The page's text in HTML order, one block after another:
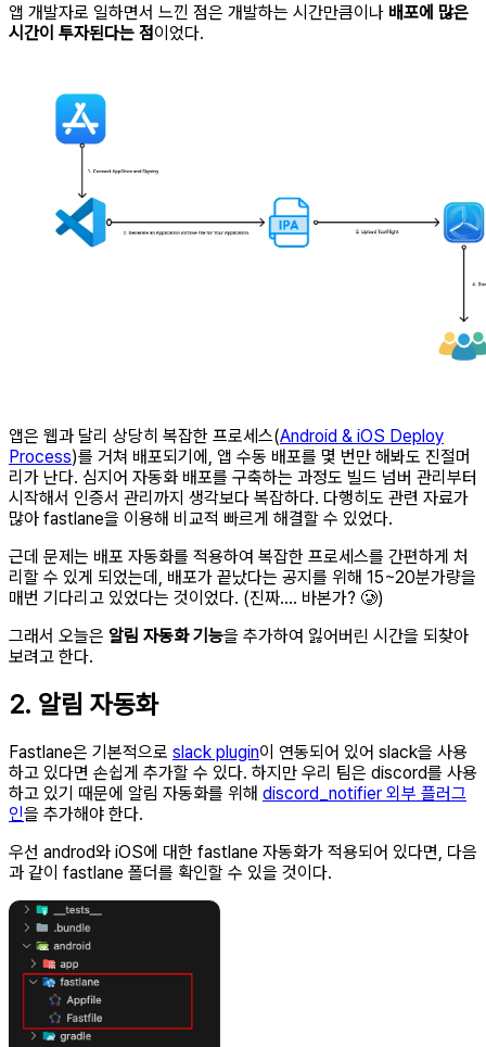
앱 개발자로 일하면서 느낀 점은 개발하는 시간만큼이나 배포에 많은
시간이 투자된다는 점이었다.
앱은 웹과 달리 상당히 복잡한 프로세스(Android & iOS Deploy
Process)를 거쳐 배포되기에, 앱 수동 배포를 몇 번만 해봐도 진절머
리가 난다. 심지어 자동화 배포를 구축하는 과정도 빌드 넘버 관리부터
시작해서 인증서 관리까지 생각보다 복잡하다. 다행히도 관련 자료가
많아 fastlane을 이용해 비교적 빠르게 해결할 수 있었다.
근데 문제는 배포 자동화를 적용하여 복잡한 프로세스를 간편하게 처
리할 수 있게 되었는데, 배포가 끝났다는 공지를 위해 15~20분가량을
매번 기다리고 있었다는 것이었다. (진짜…. 바본가? 🥲)
그래서 오늘은 알림 자동화 기능을 추가하여 잃어버린 시간을 되찾아
보려고 한다.
2. 알림 자동화
Fastlane은 기본적으로 slack plugin이 연동되어 있어 slack을 사용
하고 있다면 손쉽게 추가할 수 있다. 하지만 우리 팀은 discord를 사용
하고 있기 때문에 알림 자동화를 위해 discord_notifier 외부 플러그
인을 추가해야 한다.
우선 androd와 iOS에 대한 fastlane 자동화가 적용되어 있다면, 다음
과 같이 fastlane 폴더를 확인할 수 있을 것이다.